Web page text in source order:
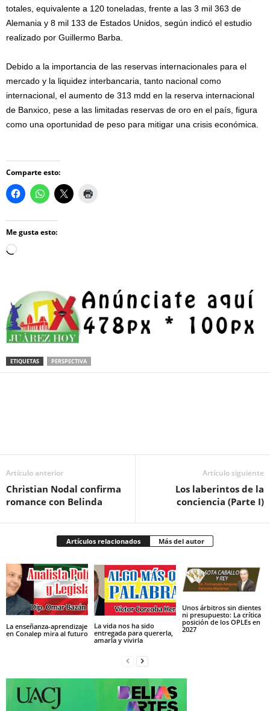
totales, equivalente a 120 toneladas, frente a las 3 mil 363 de
Alemania y 8 mil 133 de Estados Unidos, según indicó el estudio
realizado por Guillermo Barba.
Debido a la importancia de las reservas internacionales para el
mercado y la liquidez interbancaria, tanto nacional como
internacional, el aumento de 313 mdd en la reserva internacional
de Banxico, pese a las limitadas reservas de oro en el país, figura
como una oportunidad de peso para mitigar una crisis económica.
Comparte esto:
Me gusta esto:
Loading…
ETIQUETAS PERSPECTIVA
Artículo anterior
Christian Nodal confirma
romance con Belinda
Artículo siguiente
Los laberintos de la
conciencia (Parte I)
Artículos relacionados Más del autor
La enseñanza-aprendizaje
en Conalep mira al futuro
La vida nos ha sido
entregada para quererla,
amarla y vivirla
Unos árbitros sin dientes
ni presupuesto: La crítica
posición de los OPLEs en
2027